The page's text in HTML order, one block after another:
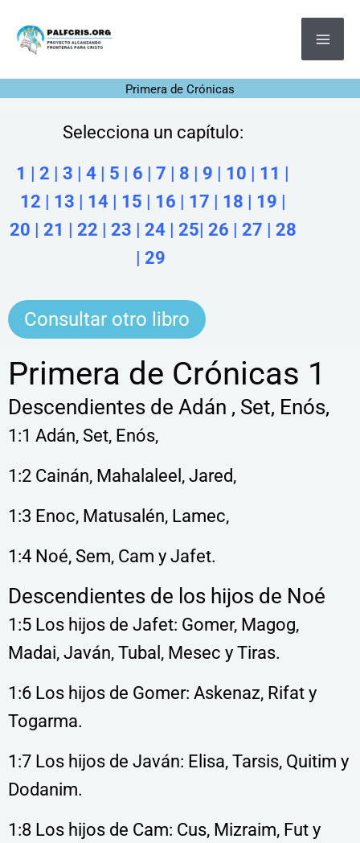
Primera de Crónicas
Selecciona un capítulo:
1 | 2 |3 | 4 | 5 | 6 | 7 | 8 | 9 | 10 | 11 |
12 | 13 | 14 | 15 | 16 | 17 | 18 | 19 |
20 | 21 | 22 | 23 | 24 | 25| 26 | 27 | 28
|29
Consultar otro libro
Primera de Crónicas 1
Descendientes de Adán , Set, Enós,
1:1 Adán, Set, Enós,
1:2 Cainán, Mahalaleel, Jared,
1:3 Enoc, Matusalén, Lamec,
1:4 Noé, Sem, Cam y Jafet.
Descendientes de los hijos de Noé
1:5 Los hijos de Jafet: Gomer, Magog,
Madai, Javán, Tubal, Mesec y Tiras.
1:6 Los hijos de Gomer: Askenaz, Rifat y
Togarma.
1:7 Los hijos de Javán: Elisa, Tarsis, Quitim y
Dodanim.
1:8 Los hijos de Cam: Cus, Mizraim, Fut y